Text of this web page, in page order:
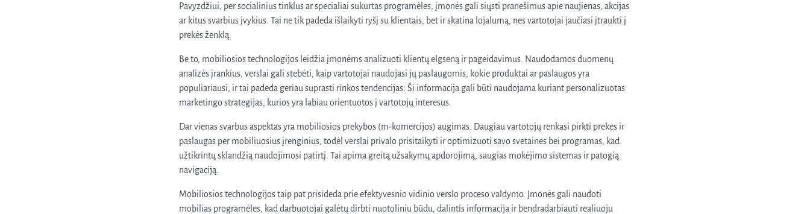
Pavyzdžiui, per socialinius tinklus ar specialiai sukurtas programėles, įmonės gali siųsti pranešimus apie naujienas, akcijas
ar kitus svarbius įvykius. Tai ne tik padeda išlaikyti ryšį su klientais, bet ir skatina lojalumą, nes vartotojai jaučiasi įtraukti į
prekės ženklą.
Be to, mobiliosios technologijos leidžia įmonėms analizuoti klientų elgseną ir pageidavimus. Naudodamos duomenų
analizės įrankius, verslai gali stebėti, kaip vartotojai naudojasi jų paslaugomis, kokie produktai ar paslaugos yra
populiariausi, ir tai padeda geriau suprasti rinkos tendencijas. Ši informacija gali būti naudojama kuriant personalizuotas
marketingo strategijas, kurios yra labiau orientuotos į vartotojų interesus.
Dar vienas svarbus aspektas yra mobiliosios prekybos (m-komercijos) augimas. Daugiau vartotojų renkasi pirkti prekes ir
paslaugas per mobiliuosius įrenginius, todėl verslai privalo prisitaikyti ir optimizuoti savo svetaines bei programas, kad
užtikrintų sklandžią naudojimosi patirtį. Tai apima greitą užsakymų apdorojimą, saugias mokėjimo sistemas ir patogią
navigaciją.
Mobiliosios technologijos taip pat prisideda prie efektyvesnio vidinio verslo proceso valdymo. Įmonės gali naudoti
mobilias programėles, kad darbuotojai galėtų dirbti nuotoliniu būdu, dalintis informacija ir bendradarbiauti realiuoju